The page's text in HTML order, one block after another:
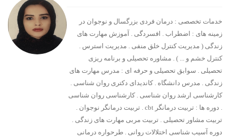
خدمات تخصصی : درمان فردی بزرگسال و نوجوان در
زمینه های : اضطراب . افسردگی . آموزش مهارت های
زندگی ( مدیریت کنترل خلق منفی . مدیریت استرس .
کنترل خشم و ... ) . مشاوره تحصیلی و برنامه ریزی
تحصیلی . سوابق تحصیلی و حرفه ای : مدرس مهارت های
زندگی . مدرس دانشگاه . کاندیدای دکتری روان شناسی .
کارشناسی ارشد روان شناسی . کارشناسی روان شناسی
. دوره ها : تربیت درمانگر cbt . تربیت درمانگر نوجوان .
تربیت مشاور تحصیلی . تربیت مربی مهارت های زندگی .
دوره آسیب شناسی اختلالات روانی . طرحواره درمانی